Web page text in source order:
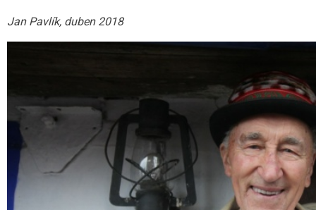
Jan Pavlík, duben 2018